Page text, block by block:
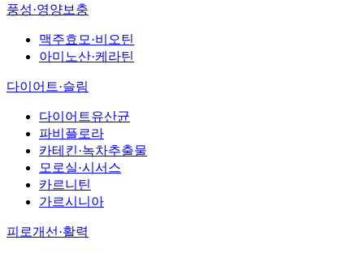
풍성·영양보충
맥주효모·비오틴
아미노산·케라틴
다이어트·슬림
다이어트유산균
파비플로라
카테킨·녹차추출물
모로실·시서스
카르니틴
가르시니아
피로개선·활력